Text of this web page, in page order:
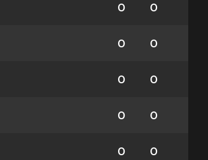
0 0
0 0
0 0
0 0
0 0